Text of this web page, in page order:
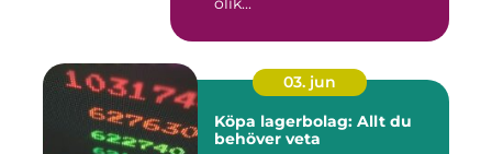
03. jun
Köpa lagerbolag: Allt du
behöver veta